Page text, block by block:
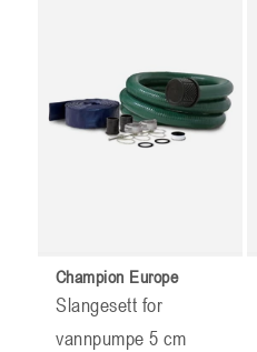
Champion Europe
Slangesett for
vannpumpe 5 cm